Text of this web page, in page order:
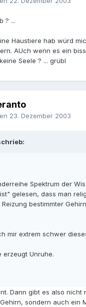
? ...
Haustiere hab würd
AUch wenn es ein
Seele ? ... grübl
23. Dezember 2003
Spektrum der
gelesen, dass man
bestimmter
mir extrem schwer
erzeugt Unruhe.
Dann gibt es also nicht
sondern auch ein